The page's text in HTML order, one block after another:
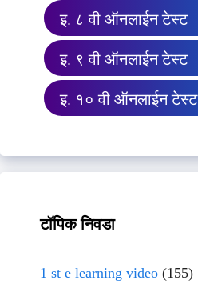
इ. ८ वी ऑनलाईन टेस्ट
इ. ९ वी ऑनलाईन टेस्ट
इ. १० वी ऑनलाईन टेस्ट
टॉपिक निवडा
1 st e learning video (155)